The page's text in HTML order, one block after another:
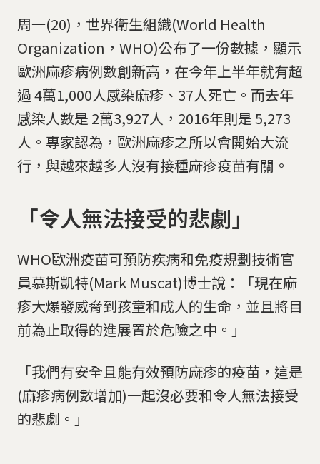
周一(20)，世界衛生組織(World Health
Organization，WHO)公布了一份數據，顯示
歐洲麻疹病例數創新高，在今年上半年就有超
過 4萬1,000人感染麻疹、37人死亡。而去年
感染人數是 2萬3,927人，2016年則是 5,273
人。專家認為，歐洲麻疹之所以會開始大流
行，與越來越多人沒有接種麻疹疫苗有關。
「令人無法接受的悲劇」
WHO歐洲疫苗可預防疾病和免疫規劃技術官
員慕斯凱特(Mark Muscat)博士說：「現在麻
疹大爆發威脅到孩童和成人的生命，並且將目
前為止取得的進展置於危險之中。」
「我們有安全且能有效預防麻疹的疫苗，這是
(麻疹病例數增加)一起沒必要和令人無法接受
的悲劇。」